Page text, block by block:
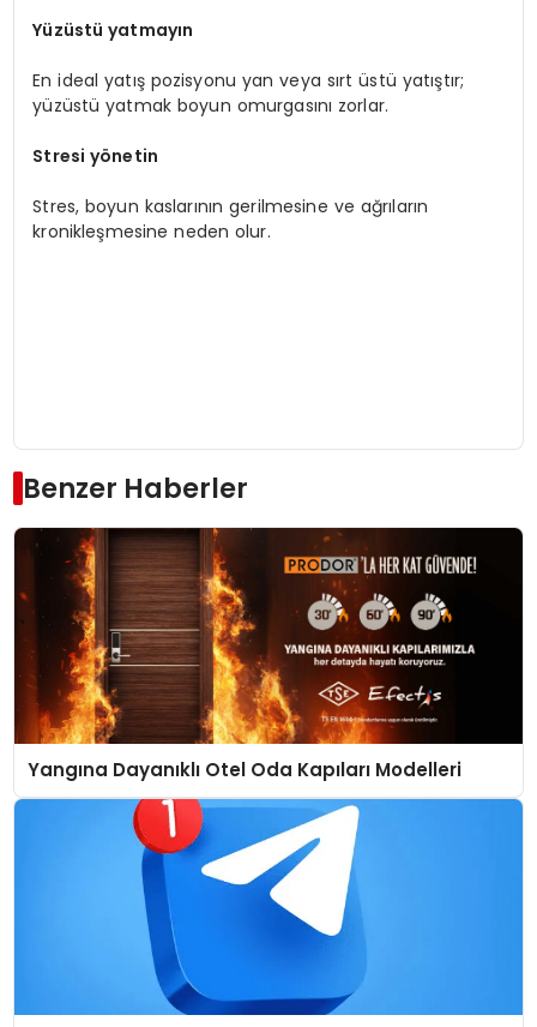
Yüzüstü yatmayın
En ideal yatış pozisyonu yan veya sırt üstü yatıştır;
yüzüstü yatmak boyun omurgasını zorlar.
Stresi yönetin
Stres, boyun kaslarının gerilmesine ve ağrıların
kronikleşmesine neden olur.
Benzer Haberler
Yangına Dayanıklı Otel Oda Kapıları Modelleri